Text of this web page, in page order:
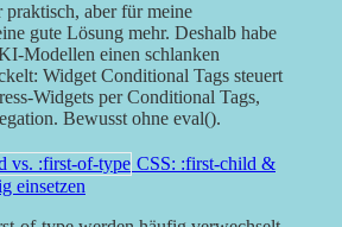
aber für meine
gute Lösung mehr. Deshalb habe
Modellen einen schlanken
Widget Conditional Tags steuert
Widgets per Conditional Tags,
Bewusst ohne eval().
CSS: :first-child &
einsetzen